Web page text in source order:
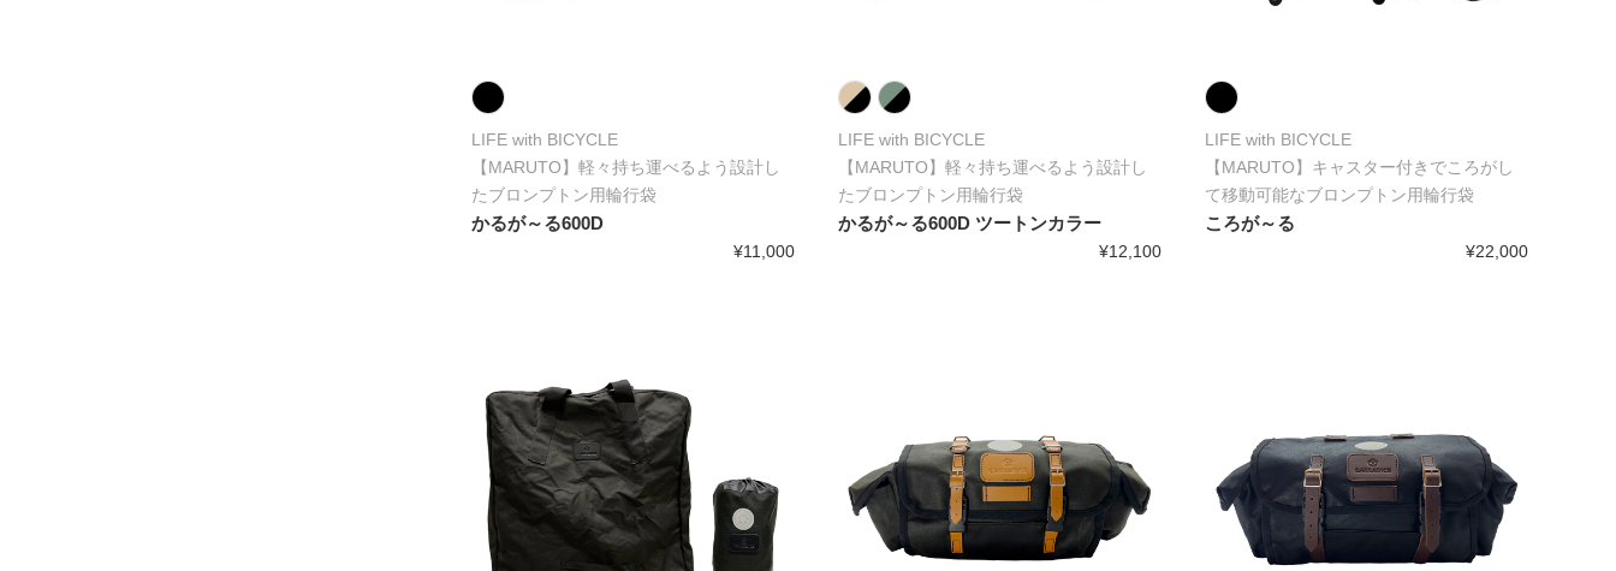
LIFE with BICYCLE
【MARUTO】軽々持ち運べるよう設計し
たブロンプトン用輪行袋
かるが～る600D
¥11,000
LIFE with BICYCLE
【MARUTO】軽々持ち運べるよう設計し
たブロンプトン用輪行袋
かるが～る600D ツートンカラー
¥12,100
LIFE with BICYCLE
【MARUTO】キャスター付きでころがし
て移動可能なブロンプトン用輪行袋
ころが～る
¥22,000